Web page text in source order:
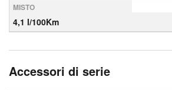
MISTO
4,1 l/100Km
Accessori di serie